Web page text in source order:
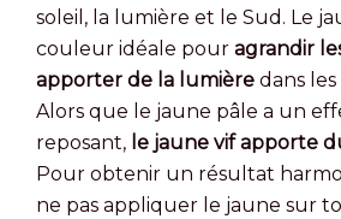
soleil, la lumière et le Sud. Le
couleur idéale pour agrandir
apporter de la lumière dans les
Alors que le jaune pâle a un
reposant, le jaune vif apporte
Pour obtenir un résultat
ne pas appliquer le jaune sur